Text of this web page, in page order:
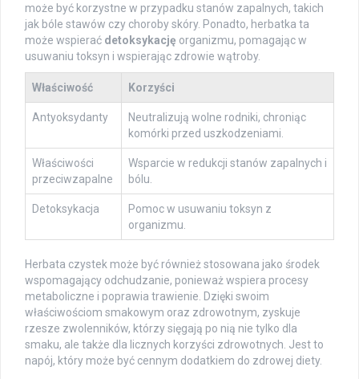
może być korzystne w przypadku stanów zapalnych, takich
jak bóle stawów czy choroby skóry. Ponadto, herbatka ta
może wspierać detoksykację organizmu, pomagając w
usuwaniu toksyn i wspierając zdrowie wątroby.
Właściwość Korzyści
Antyoksydanty
Neutralizują wolne rodniki, chroniąc
komórki przed uszkodzeniami.
Właściwości
przeciwzapalne
Wsparcie w redukcji stanów zapalnych i
bólu.
Detoksykacja
Pomoc w usuwaniu toksyn z
organizmu.
Herbata czystek może być również stosowana jako środek
wspomagający odchudzanie, ponieważ wspiera procesy
metaboliczne i poprawia trawienie. Dzięki swoim
właściwościom smakowym oraz zdrowotnym, zyskuje
rzesze zwolenników, którzy sięgają po nią nie tylko dla
smaku, ale także dla licznych korzyści zdrowotnych. Jest to
napój, który może być cennym dodatkiem do zdrowej diety.